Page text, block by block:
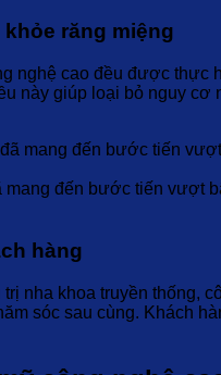
răng miệng
nghệ cao đều được
này giúp loại bỏ nguy
đến bước tiến vượt
hàng
nha khoa truyền thống,
sóc sau cùng. Khách